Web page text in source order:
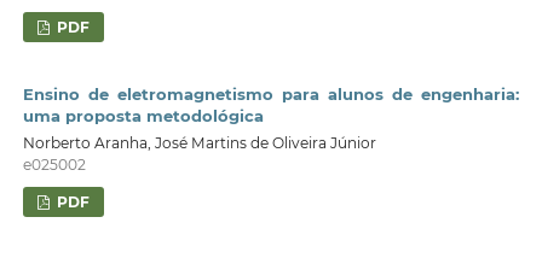
PDF
Ensino de eletromagnetismo para alunos de engenharia:
uma proposta metodológica
Norberto Aranha, José Martins de Oliveira Júnior
e025002
PDF